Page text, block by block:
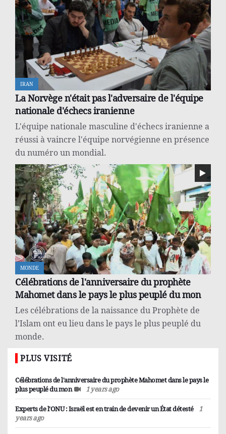
IRAN
La Norvège n'était pas l'adversaire de l'équipe
nationale d'échecs iranienne
L'équipe nationale masculine d'échecs iranienne a
réussi à vaincre l'équipe norvégienne en présence
du numéro un mondial.
IRAN
le voyage de Grossi à Téhéran ; bientôt
Faisant référence à la rencontre avec le chef de
l'Organisation iranienne de l'énergie atomique à
Vienne, Rafael Grossi, directeur général de
l'Agence internationale de l'énergie atomique, a
déclaré qu'il partirait bientôt pour Téhéran.
IRAN
Grotte « Katlekhor » ; Voyage dans le temps
La grotte de Katlekhor est une grotte sèche et
aquatique, située dans la province de Zanjan et à 5
km de la ville de Garmab.
MONDE
Célébrations de l'anniversaire du prophète
Mahomet dans le pays le plus peuplé du mon
Les célébrations de la naissance du Prophète de
l’Islam ont eu lieu dans le pays le plus peuplé du
monde.
MONDE
un État détesté
Des experts des droits de l'homme de l'ONU ont
critiqué lundi les gouvernements occidentaux
pour avoir continué à soutenir Israël malgré ce
PLUS VISITÉ
Célébrations de l'anniversaire du prophète Mahomet dans le pays le
plus peuplé du mon
1 years ago
Experts de l'ONU : Israël est en train de devenir un État détesté
1
years ago